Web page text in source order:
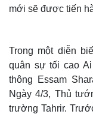
mới sẽ được tiến
Trong một diễn
quân sự tối cao
thông Essam
Ngày 4/3, Thủ
trường Tahrir.